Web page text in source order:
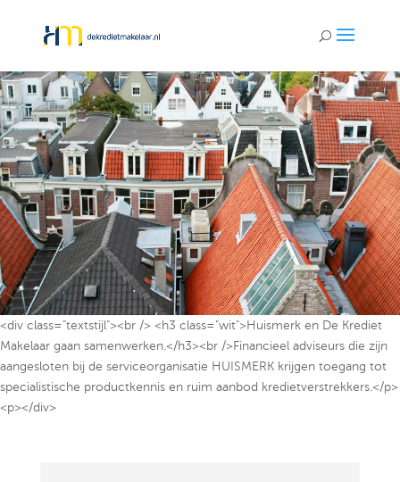
<div class="textstijl"><br /> <h3 class="wit">Huismerk en De Krediet
Makelaar gaan samenwerken.</h3><br />Financieel adviseurs die zijn
aangesloten bij de serviceorganisatie HUISMERK krijgen toegang tot
specialistische productkennis en ruim aanbod kredietverstrekkers.</p>
<p></div>